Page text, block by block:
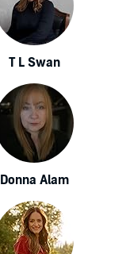
T L Swan
Donna Alam